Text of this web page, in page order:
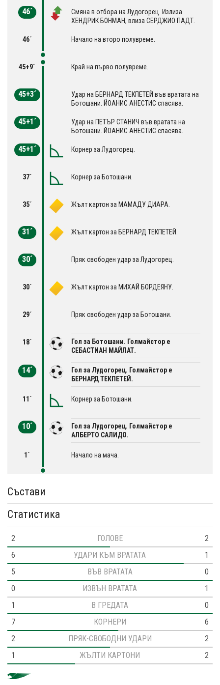
46´
Смяна в отбора на Лудогорец. Излиза
ХЕНДРИК БОНМАН, влиза СЕРДЖИО ПАДТ.
46´ Начало на второ полувреме.
45+9´ Край на първо полувреме.
45+3´
Удар на БЕРНАРД ТЕКПЕТЕЙ във вратата на
Ботошани. ЙОАНИС АНЕСТИС спасява.
45+1´
Удар на ПЕТЪР СТАНИЧ във вратата на
Ботошани. ЙОАНИС АНЕСТИС спасява.
45+1´ Корнер за Лудогорец.
37´ Корнер за Ботошани.
35´ Жълт картон за МАМАДУ ДИАРА.
31´ Жълт картон за БЕРНАРД ТЕКПЕТЕЙ.
30´ Пряк свободен удар за Лудогорец.
30´ Жълт картон за МИХАЙ БОРДЕЯНУ.
29´ Пряк свободен удар за Ботошани.
18´
Гол за Ботошани. Голмайстор е
СЕБАСТИАН МАЙЛАТ.
14´
Гол за Лудогорец. Голмайстор е
БЕРНАРД ТЕКПЕТЕЙ.
11´ Корнер за Ботошани.
10´
Гол за Лудогорец. Голмайстор е
АЛБЕРТО САЛИДО.
1´ Начало на мача.
Състави
Статистика
2 ГОЛОВЕ
2
6
УДАРИ КЪМ ВРАТАТА
1
5
ВЪВ ВРАТАТА
0
0
ИЗВЪН ВРАТАТА
1
1
В ГРЕДАТА
0
7
КОРНЕРИ
6
2
ПРЯК-СВОБОДНИ УДАРИ
2
1
ЖЪЛТИ КАРТОНИ 2